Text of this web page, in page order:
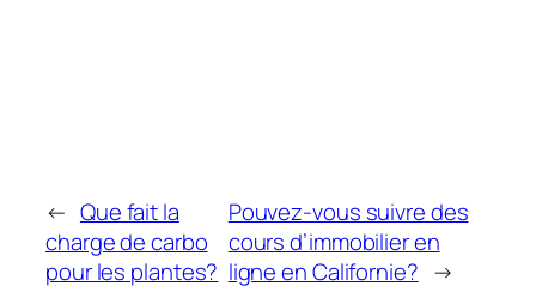
← Que fait la
charge de carbo
pour les plantes?
Pouvez-vous suivre des
cours d’immobilier en
ligne en Californie? →